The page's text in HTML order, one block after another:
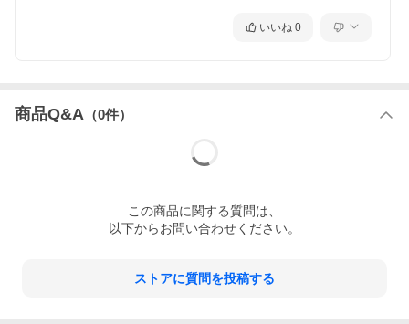
いいね 0
商品Q&A （0件）
この商品に関する質問は、
以下からお問い合わせください。
ストアに質問を投稿する